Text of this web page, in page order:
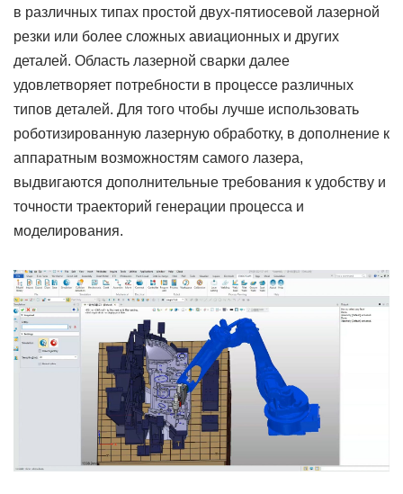
в различных типах простой двух-пятиосевой лазерной
резки или более сложных авиационных и других
деталей. Область лазерной сварки далее
удовлетворяет потребности в процессе различных
типов деталей. Для того чтобы лучше использовать
роботизированную лазерную обработку, в дополнение к
аппаратным возможностям самого лазера,
выдвигаются дополнительные требования к удобству и
точности траекторий генерации процесса и
моделирования.